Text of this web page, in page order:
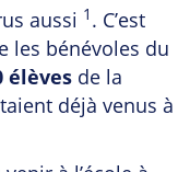
aussi 1 . C’est
les bénévoles du
élèves de la
déjà venus à